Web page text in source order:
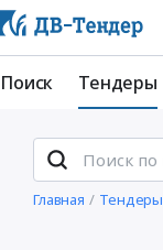
Поиск Тендеры
Главная Тендеры